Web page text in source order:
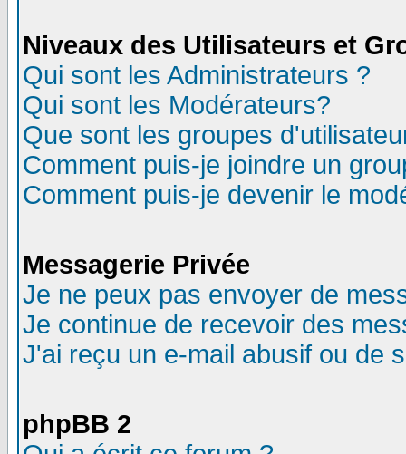
Niveaux des Utilisateurs et
Qui sont les Administrateurs ?
Qui sont les Modérateurs?
Que sont les groupes
Comment puis-je joindre un
Comment puis-je devenir le
Messagerie Privée
Je ne peux pas envoyer de
Je continue de recevoir des
J'ai reçu un e-mail abusif ou de
phpBB 2